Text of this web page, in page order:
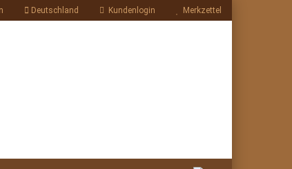
Deutschland Kundenlogin Merkzettel